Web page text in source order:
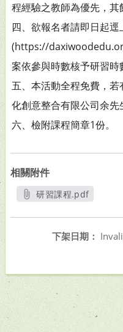
程經驗之教師為優先，其
四、欲報名者請即日起
(https://
案依參與時數核予研習時
五、本活動全程免費，
化創意整合有限公司余先
六、檢附課程簡章1份。
相關附件
研習課程.pdf
下架日期：